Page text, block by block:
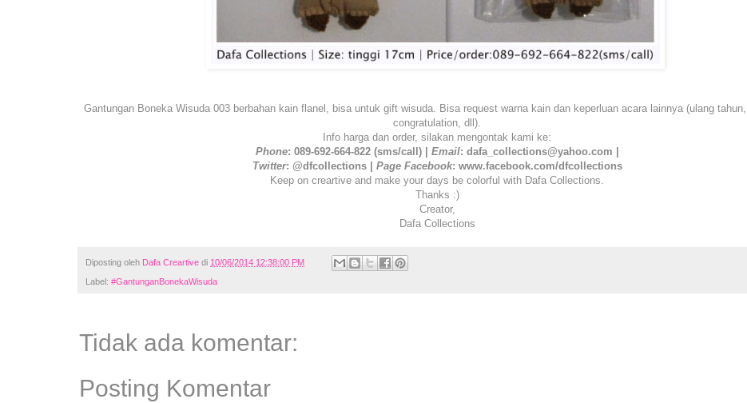
Gantungan Boneka Wisuda 003 berbahan kain flanel, bisa untuk gift wisuda. Bisa request warna kain dan keperluan acara lainnya (ulang tahun,
congratulation, dll).
Info harga dan order, silakan mengontak kami ke:
Phone: 089-692-664-822 (sms/call) | Email: dafa_collections@yahoo.com |
Twitter: @dfcollections | Page Facebook: www.facebook.com/dfcollections
Keep on creartive and make your days be colorful with Dafa Collections.
Thanks :)
Creator,
Dafa Collections
Diposting oleh Dafa Creartive di 10/06/2014 12:38:00 PM
Label: #GantunganBonekaWisuda
Tidak ada komentar:
Posting Komentar